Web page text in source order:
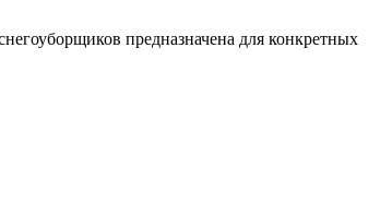
предназначена для конкретных